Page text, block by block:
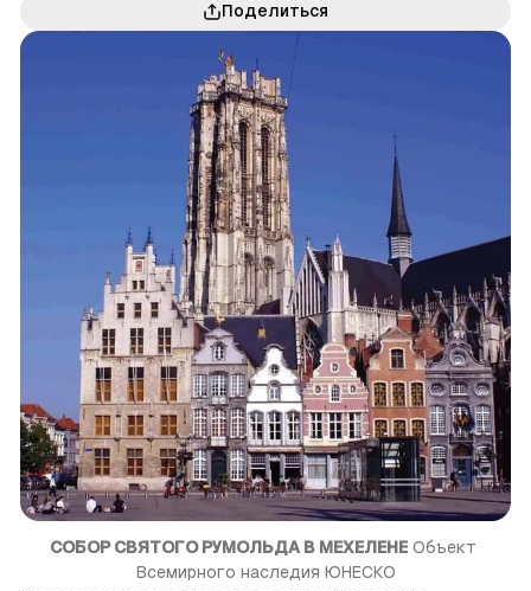
Поделиться
СОБОР СВЯТОГО РУМОЛЬДА В МЕХЕЛЕНЕ Объект
Всемирного наследия ЮНЕСКО